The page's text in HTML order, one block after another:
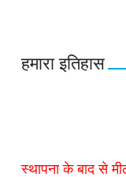
हमारा इतिहास
स्थापना के बाद से